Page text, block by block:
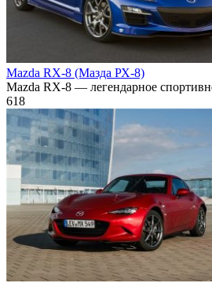
Mazda RX-8 (Мазда РХ-8)
Mazda RX-8 — легендарное
618